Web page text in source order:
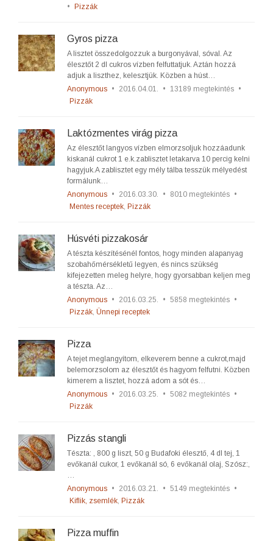
•
Pizzák
Gyros pizza
A lisztet összedolgozzuk a burgonyával, sóval. Az
élesztőt 2 dl cukros vízben felfuttatjuk. Aztán hozzá
adjuk a liszthez, kelesztjük. Közben a húst…
Anonymous • 2016.04.01. • 13189 megtekintés •
Pizzák
Laktózmentes virág pizza
Az élesztőt langyos vízben elmorzsoljuk hozzáadunk
kiskanál cukrot 1 e.k.zablisztet letakarva 10 percig kelni
hagyjuk.A zablisztet egy mély tálba tesszük mélyedést
formálunk…
Anonymous • 2016.03.30. • 8010 megtekintés •
Mentes receptek, Pizzák
Húsvéti pizzakosár
A tészta készítésénél fontos, hogy minden alapanyag
szobahőmérsékletű legyen, és nincs szükség
kifejezetten meleg helyre, hogy gyorsabban keljen meg
a tészta. Az…
Anonymous • 2016.03.25. • 5858 megtekintés •
Pizzák, Ünnepi receptek
Pizza
A tejet meglangyítom, elkeverem benne a cukrot,majd
belemorzsolom az élesztőt és hagyom felfutni. Közben
kimerem a lisztet, hozzá adom a sót és…
Anonymous • 2016.03.25. • 5082 megtekintés •
Pizzák
Pizzás stangli
Tészta: , 800 g liszt, 50 g Budafoki élesztő, 4 dl tej, 1
evőkanál cukor, 1 evőkanál só, 6 evőkanál olaj, Szósz:,
…
Anonymous • 2016.03.21. • 5149 megtekintés •
Kiflik, zsemlék, Pizzák
Pizza muffin